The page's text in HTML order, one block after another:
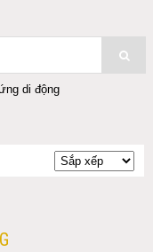
di động